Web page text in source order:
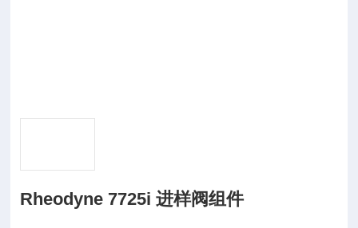
Rheodyne 7725i 进样阀组件